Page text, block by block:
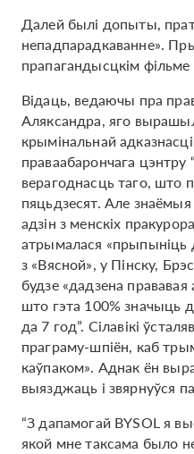
Далей былі допыты,
непадпарадкаванне».
прапагандысцкім
Відаць, ведаючы пра
Аляксандра, яго
крымінальнай
праваабарончага цэнтру
верагоднасць таго, што
пяцьдзесят. Але знаёмыя
адзін з менскіх
атрымалася «прыпыніць
з «Вясной», у Пінску,
будзе «дадзена
што гэта 100% значыць
да 7 год”. Сілавікі
праграму-шпіён, каб
каўпаком». Аднак ён
выязджаць і звярнуўся
“З дапамогай BYSOL я
якой мне таксама было